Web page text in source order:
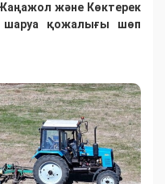
және Көктерек
шаруа қожалығы шөп